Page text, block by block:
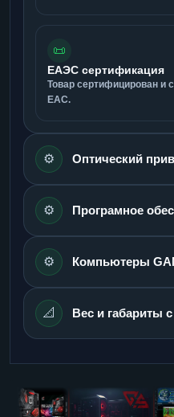
📜
ЕАЭС сертификация
Товар сертифицирован и
ЕАС.
⚙️ Оптический
⚙️ Програмное
⚙️ Компьютеры
📐 Вес и габариты